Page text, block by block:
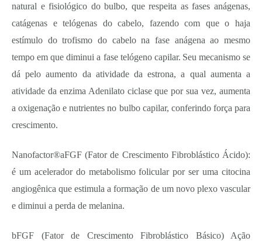
natural e fisiológico do bulbo, que respeita as fases anágenas,
catágenas e telógenas do cabelo, fazendo com que o haja
estímulo do trofismo do cabelo na fase anágena ao mesmo
tempo em que diminui a fase telógeno capilar. Seu mecanismo se
dá pelo aumento da atividade da estrona, a qual aumenta a
atividade da enzima Adenilato ciclase que por sua vez, aumenta
a oxigenação e nutrientes no bulbo capilar, conferindo força para
crescimento.
Nanofactor®aFGF (Fator de Crescimento Fibroblástico Ácido):
é um acelerador do metabolismo folicular por ser uma citocina
angiogênica que estimula a formação de um novo plexo vascular
e diminui a perda de melanina.
bFGF (Fator de Crescimento Fibroblástico Básico) Ação